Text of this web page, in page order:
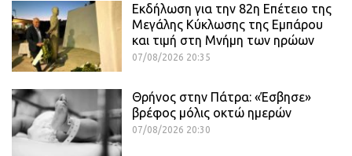
Εκδήλωση για την 82η Επέτειο της
Μεγάλης Κύκλωσης της Εμπάρου
και τιμή στη Μνήμη των ηρώων
07/08/2026 20:35
Θρήνος στην Πάτρα: «Έσβησε»
βρέφος μόλις οκτώ ημερών
07/08/2026 20:30